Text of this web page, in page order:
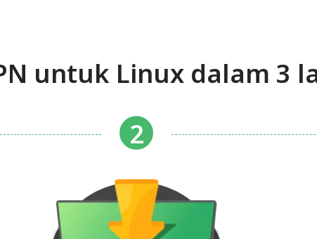
untuk Linux dalam 3